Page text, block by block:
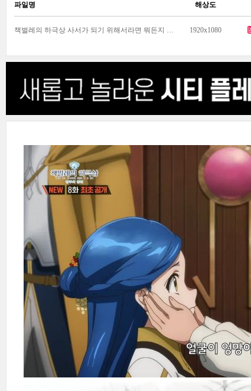
파일명 해상도
책벌레의 하극상 사서가 되기 위해서라면 뭐든지 할 수 있어 영주의 양녀.E08.260530.1080p.WANNA.mp4 1920x1080